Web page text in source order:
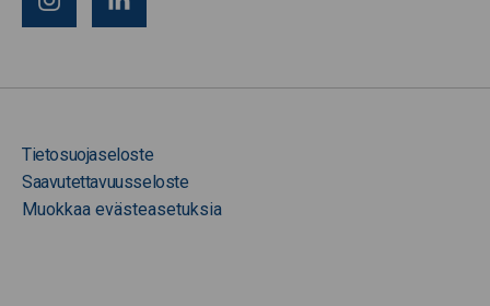
Tietosuojaseloste
Saavutettavuusseloste
Muokkaa evästeasetuksia